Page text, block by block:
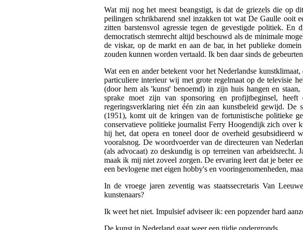
Wat mij nog het meest beangstigt, is dat de griezels die op
peilingen schrikbarend snel inzakken tot wat De Gaulle ooit
zitten barstensvol agressie tegen de gevestigde politiek.
democratisch stemrecht altijd beschouwd als de minimale
de viskar, op de markt en aan de bar, in het publieke
zouden kunnen worden vertaald. Ik ben daar sinds de
Wat een en ander betekent voor het Nederlandse
particuliere interieur wij met grote regelmaat op de televisie
(door hem als 'kunst' benoemd) in zijn huis hangen en
sprake moet zijn van sponsoring en profijtbeginsel,
regeringsverklaring niet één zin aan kunstbeleid gewijd. De
(1951), komt uit de kringen van de fortunistische politieke
conservatieve politieke journalist Ferry Hoogendijk zich over
hij het, dat opera en toneel door de overheid gesubsidieerd
vooralsnog. De woordvoerder van de directeuren van
(als advocaat) zo deskundig is op terreinen van
maak ik mij niet zoveel zorgen. De ervaring leert dat je beter
een bevlogene met eigen hobby's en vooringenomenheden,
In de vroege jaren zeventig was staatssecretaris Van
kunstenaars?
Ik weet het niet. Impulsief adviseer ik: een popzender hard
De kunst in Nederland gaat weer een tijdje ondergronds.